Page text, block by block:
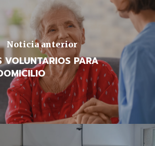
Noticia anterior
VOLUNTARIOS PARA